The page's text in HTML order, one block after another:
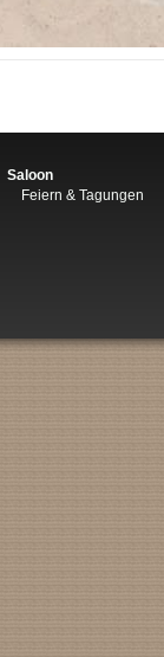
Saloon
Feiern & Tagungen